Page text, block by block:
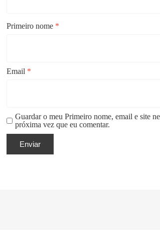
Primeiro nome *
Email *
Guardar o meu Primeiro nome, email e site
próxima vez que eu comentar.